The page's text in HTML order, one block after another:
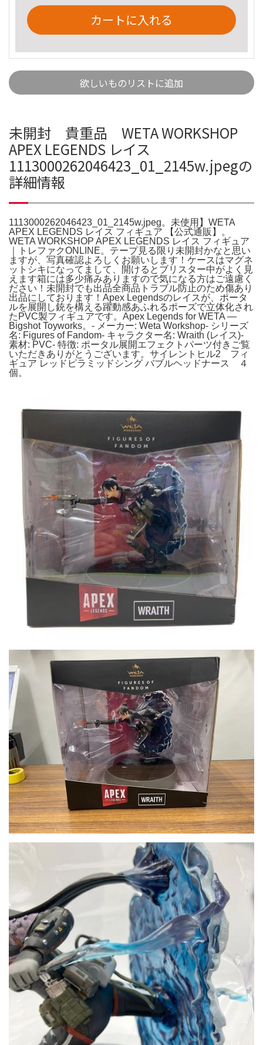
カートに入れる
欲しいものリストに追加
未開封 貴重品 WETA WORKSHOP
APEX LEGENDS レイス
1113000262046423_01_2145w.jpegの
詳細情報
1113000262046423_01_2145w.jpeg。未使用】WETA
APEX LEGENDS レイス フィギュア 【公式通販】。
WETA WORKSHOP APEX LEGENDS レイス フィギュア
｜トレファクONLINE。テープ見る限り未開封かなと思い
ますが、写真確認よろしくお願いします！ケースはマグネ
ットシキになってまして、開けるとブリスター中がよく見
えます箱には多少痛みありますので気になる方はご遠慮く
ださい！未開封でも出品全商品トラブル防止のため傷あり
出品にしております！Apex Legendsのレイスが、ポータ
ルを展開し銃を構える躍動感あふれるポーズで立体化され
たPVC製フィギュアです。Apex Legends for WETA —
Bigshot Toyworks。- メーカー: Weta Workshop- シリーズ
名: Figures of Fandom- キャラクター名: Wraith (レイス)-
素材: PVC- 特徴: ポータル展開エフェクトパーツ付きご覧
いただきありがとうございます。サイレントヒル2 フィ
ギュア レッドピラミッドシング バブルヘッドナース ４
個。